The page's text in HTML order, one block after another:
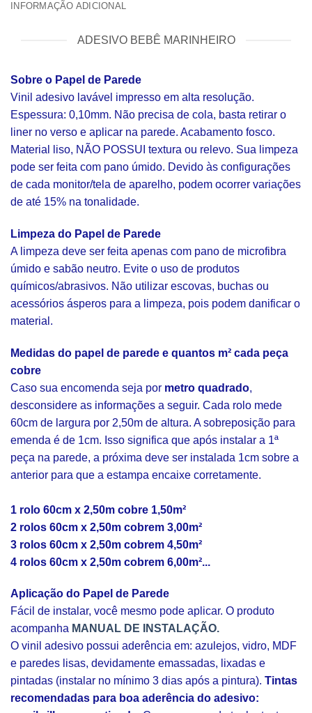
INFORMAÇÃO ADICIONAL
ADESIVO BEBÊ MARINHEIRO
Sobre o Papel de Parede
Vinil adesivo lavável impresso em alta resolução.
Espessura: 0,10mm. Não precisa de cola, basta retirar o
liner no verso e aplicar na parede. Acabamento fosco.
Material liso, NÃO POSSUI textura ou relevo. Sua limpeza
pode ser feita com pano úmido. Devido às configurações
de cada monitor/tela de aparelho, podem ocorrer variações
de até 15% na tonalidade.
Limpeza do Papel de Parede
A limpeza deve ser feita apenas com pano de microfibra
úmido e sabão neutro. Evite o uso de produtos
químicos/abrasivos. Não utilizar escovas, buchas ou
acessórios ásperos para a limpeza, pois podem danificar o
material.
Medidas do papel de parede e quantos m² cada peça
cobre
Caso sua encomenda seja por metro quadrado,
desconsidere as informações a seguir. Cada rolo mede
60cm de largura por 2,50m de altura. A sobreposição para
emenda é de 1cm. Isso significa que após instalar a 1ª
peça na parede, a próxima deve ser instalada 1cm sobre a
anterior para que a estampa encaixe corretamente.
1 rolo 60cm x 2,50m cobre 1,50m²
2 rolos 60cm x 2,50m cobrem 3,00m²
3 rolos 60cm x 2,50m cobrem 4,50m²
4 rolos 60cm x 2,50m cobrem 6,00m²...
Aplicação do Papel de Parede
Fácil de instalar, você mesmo pode aplicar. O produto
acompanha MANUAL DE INSTALAÇÃO.
O vinil adesivo possui aderência em: azulejos, vidro, MDF
e paredes lisas, devidamente emassadas, lixadas e
pintadas (instalar no mínimo 3 dias após a pintura). Tintas
recomendadas para boa aderência do adesivo: